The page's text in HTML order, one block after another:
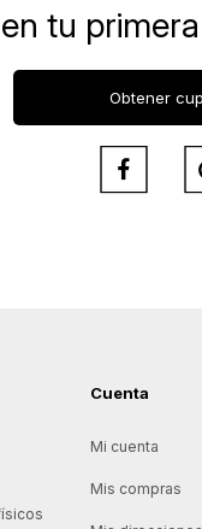
Cuenta
Mi cuenta
Mis compras
en tu
Obtener
